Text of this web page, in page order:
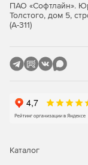
Экспорт
Улучшенная
Возможность
копирования,
Генерация
ПАО «Софтлайн».
Толстого, дом 5,
(А-311)
Каталог